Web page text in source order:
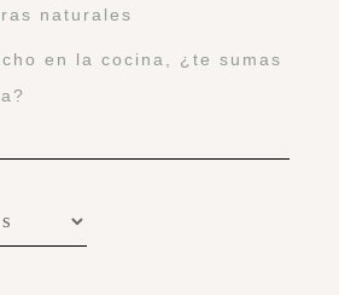
naturales
en la cocina, ¿te sumas